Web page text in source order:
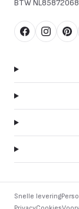
BTW
Facebook
Snelle levering